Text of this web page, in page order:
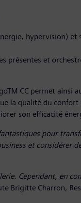
hypervision)
présentes et
CC permet ainsi
la qualité du
son efficacité
pour
et considérer
Cependant, en
Brigitte Charron,